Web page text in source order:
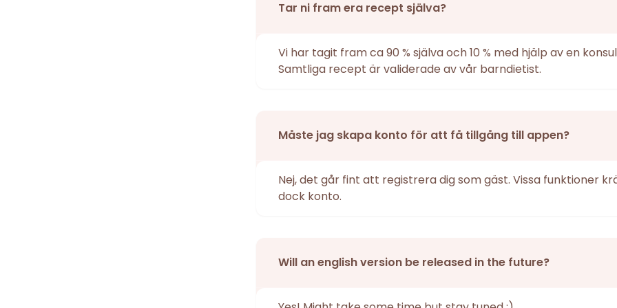
Tar ni fram era recept själva?
Vi har tagit fram ca 90 % själva och 10 % med hjälp av en
Samtliga recept är validerade av vår barndietist.
Måste jag skapa konto för att få tillgång till appen?
Nej, det går fint att registrera dig som gäst. Vissa funktioner
dock konto.
Will an english version be released in the future?